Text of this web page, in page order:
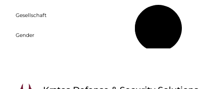
Gesellschaft
Gender